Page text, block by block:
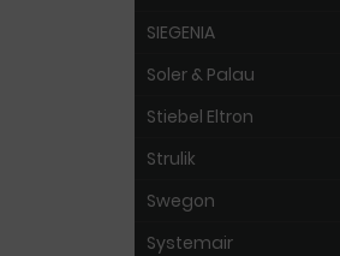
SIEGENIA
Soler & Palau
Stiebel Eltron
Strulik
Swegon
Systemair